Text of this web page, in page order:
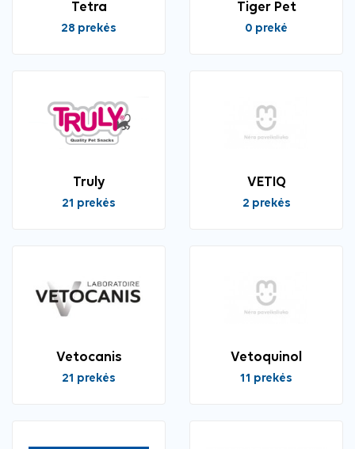
Tetra
28 prekės
Tiger Pet
0 prekė
Truly
21 prekės
VETIQ
2 prekės
Vetocanis
21 prekės
Vetoquinol
11 prekės